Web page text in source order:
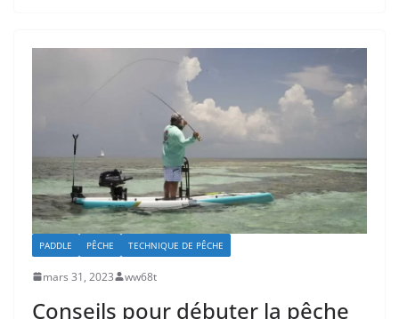
PADDLE PÊCHE TECHNIQUE DE PÊCHE
mars 31, 2023 ww68t
Conseils pour débuter la pêche